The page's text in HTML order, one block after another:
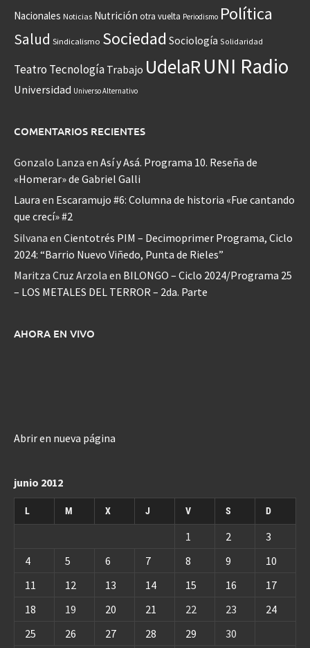
Nacionales Noticias Nutrición otra vuelta Periodismo Política
Salud Sindicalismo Sociedad Sociología Solidaridad
Teatro Tecnología Trabajo UdelaR UNI Radio
Universidad Universo Alternativo
COMENTARIOS RECIENTES
Gonzalo Lanza en Así y Asá. Programa 10. Reseña de
«Homerar» de Gabriel Galli
Laura en Escaramujo #6: Columna de historia «Fue cantando
que crecí» #2
Silvana en Cientotrés PIM – Decimoprimer Programa, Ciclo
2024: “Barrio Nuevo Viñedo, Punta de Rieles”
Maritza Cruz Arzola en BILONGO – Ciclo 2024/Programa 25
– LOS METALES DEL TERROR – 2da. Parte
AHORA EN VIVO
Abrir en nueva página
junio 2012
L M X J V S D
1 2
3
4
5 6 7 8 9
10
11
12 13 14 15 16
17
18
19 20 21 22 23
24
25
26 27 28 29 30